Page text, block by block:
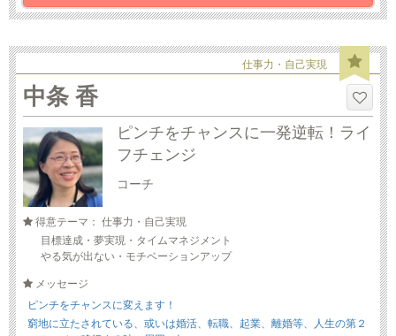
仕事力・自己実現
中条 香
ピンチをチャンスに一発逆転！ライ
フチェンジ
コーチ
得意テーマ： 仕事力・自己実現
目標達成・夢実現・タイムマネジメント
やる気が出ない・モチベーションアップ
メッセージ
ピンチをチャンスに変えます！
窮地に立たされている、或いは婚活、転職、起業、離婚等、人生の第２